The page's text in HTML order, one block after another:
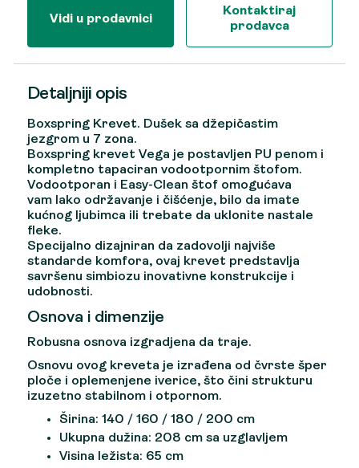
Vidi u prodavnici
Kontaktiraj
prodavca
Detaljniji opis
Boxspring Krevet. Dušek sa džepičastim
jezgrom u 7 zona.
Boxspring krevet Vega je postavljen PU penom i
kompletno tapaciran vodootpornim štofom.
Vodootporan i Easy-Clean štof omogućava
vam lako održavanje i čišćenje, bilo da imate
kućnog ljubimca ili trebate da uklonite nastale
fleke.
Specijalno dizajniran da zadovolji najviše
standarde komfora, ovaj krevet predstavlja
savršenu simbiozu inovativne konstrukcije i
udobnosti.
Osnova i dimenzije
Robusna osnova izgradjena da traje.
Osnovu ovog kreveta je izrađena od čvrste šper
ploče i oplemenjene iverice, što čini strukturu
izuzetno stabilnom i otpornom.
Širina: 140 / 160 / 180 / 200 cm
Ukupna dužina: 208 cm sa uzglavljem
Visina ležista: 65 cm